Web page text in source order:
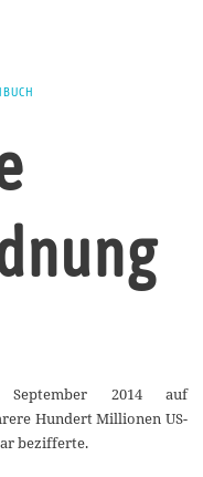
2014 auf
Hundert Millionen US-
bezifferte.